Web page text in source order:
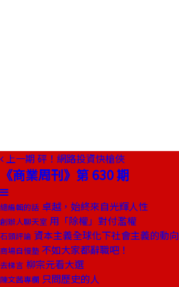
上一期 砰！網路投資快槍俠
《商業周刊》第 630 期
總編輯的話 卓越，始終來自光輝人性
創辦人聊天室 用「除權」對付濫權
石頭評論 資本主義全球化下社會主義的動向
商場自慢塾 不如大家都辭職吧！
去梯言 柳宗元看大選
陳文茜專欄 只問歷史的人